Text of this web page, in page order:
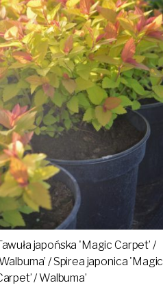
japońska 'Magic Carpet’ /
/ Spirea japonica 'Magic
/ Walbuma’